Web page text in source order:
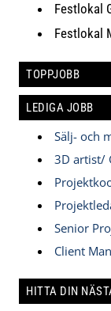
Festlokal
Festlokal
TOPPJOBB
LEDIGA JOBB
Sälj- och
3D artist/
Senior
Client
HITTA DIN